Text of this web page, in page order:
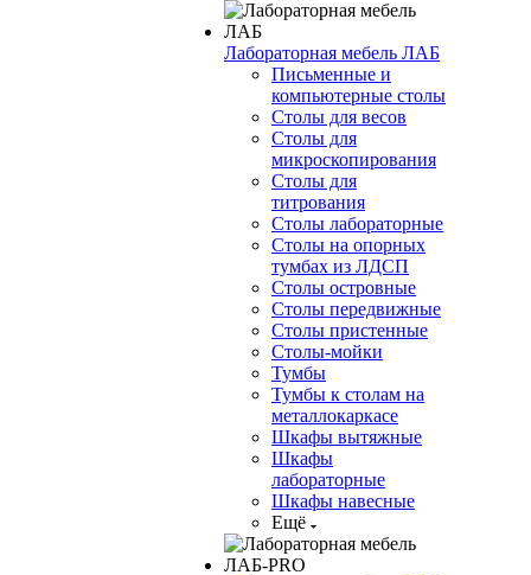
Лабораторная мебель ЛАБ
Письменные и
компьютерные столы
Столы для весов
Столы для
микроскопирования
Столы для
титрования
Столы лабораторные
Столы на опорных
тумбах из ЛДСП
Столы островные
Столы передвижные
Столы пристенные
Столы-мойки
Тумбы
Тумбы к столам на
металлокаркасе
Шкафы вытяжные
Шкафы
лабораторные
Шкафы навесные
Ещё